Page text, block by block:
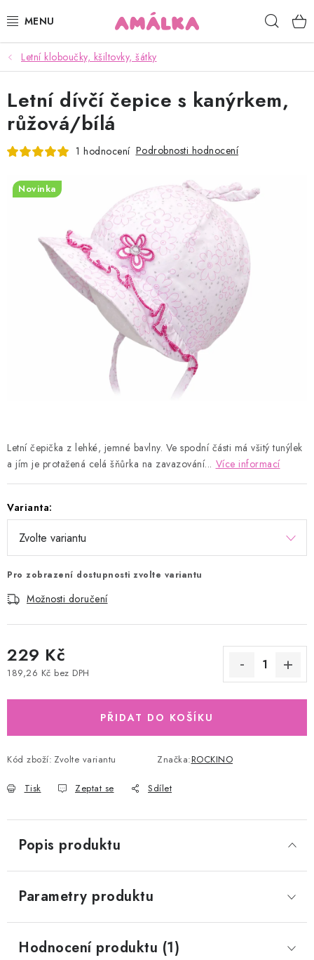
na
KOJENECKÉ, DĚTSKÉ OBLEČENÍ
ČEPICE, RUKAVICE, NÁKRČNÍKY
OSUŠKY, BRYNDÁKY, DEKY, DOPLŇKY
KONTAKTY
HODNOCENÍ OBCHODU
Proč AMÁLKA?
Doprava a platba
Postup pro vrácení a výměnu
Obchodní podmínky
Podmínky ochrany osobních údajů
Blog
Letní kloboučky, kšiltovky, šátky
Letní čepička z lehké, jemné bavlny. Ve spodní části má všitý tunýlek
a jím je protažená celá šňůrka na zavazování... Více informací
Varianta:
Pro zobrazení dostupnosti zvolte variantu
Možnosti doručení
229 Kč
189,26 Kč bez DPH
PŘIDAT DO KOŠÍKU
Kód zboží: Zvolte variantu Značka:ROCKINO
Tisk Zeptat se Sdílet
Letní dívčí čepice s kanýrkem,
růžová/bílá
1 hodnocení Podrobnosti hodnocení
Novinka
Popis produktu
Parametry produktu
Hodnocení produktu (1)